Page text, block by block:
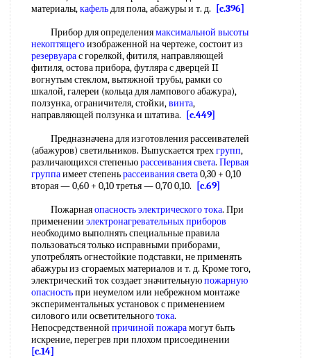
материалы,кафельдля пола, абажуры и т. д.
[c.396]
Прибор для определениямаксимальной высоты
некоптящегоизображенной на чертеже, состоит из
резервуарас горелкой, фитиля, направляющей
фитиля, остова прибора, футляра с дверцей II
вогнутым стеклом, вытяжной трубы, рамки со
шкалой, галереи (кольца для лампового абажура),
ползунка, ограничителя, стойки,винта,
направляющей ползунка и штатива.
[c.449]
Предназначена для изготовления рассеивателей
(абажуров) светильников. Выпускается трехгрупп,
различающихся степеньюрассеивания света. Первая
группаимеет степеньрассеивания света0,30 + 0,10
вторая — 0,60 + 0,10 третья — 0,70 0,10.
[c.69]
Пожарнаяопасность электрического тока. При
применении электронагревательных приборов
необходимо выполнять специальные правила
пользоваться только исправными приборами,
употреблять огнестойкие подставки, не применять
абажуры из сгораемых материалов и т. д. Кроме того,
электрический ток создает значительнуюпожарную
опасностьпри неумелом или небрежном монтаже
экспериментальных установок с применением
силового или осветительноготока.
Непосредственной причиной пожарамогут быть
искрение, перегрев при плохом присоединении
[c.14]